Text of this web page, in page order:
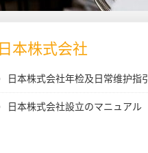
日本株式会社
日本株式会社年检及日常维护指引
日本株式会社設立のマニュアル